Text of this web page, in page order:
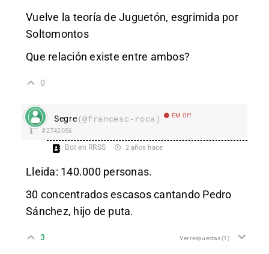
Vuelve la teoría de Juguetón, esgrimida por
Soltomontos
Que relación existe entre ambos?
0
Segre(@francesc-roca) EM Off
#2742056
Bot en RRSS 2 años hace
Lleida: 140.000 personas.
30 concentrados escasos cantando Pedro
Sánchez, hijo de puta.
3 Ver respuestas(1)